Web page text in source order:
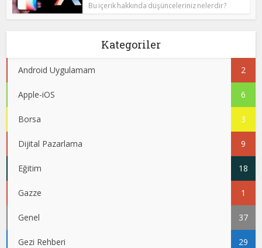
Bu içerik hakkında düşünceleriniz nelerdir?
Kategoriler
Android Uygulamam 2
Apple-iOS 6
Borsa 3
Dijital Pazarlama 9
Eğitim 18
Gazze 1
Genel 37
Gezi Rehberi 29